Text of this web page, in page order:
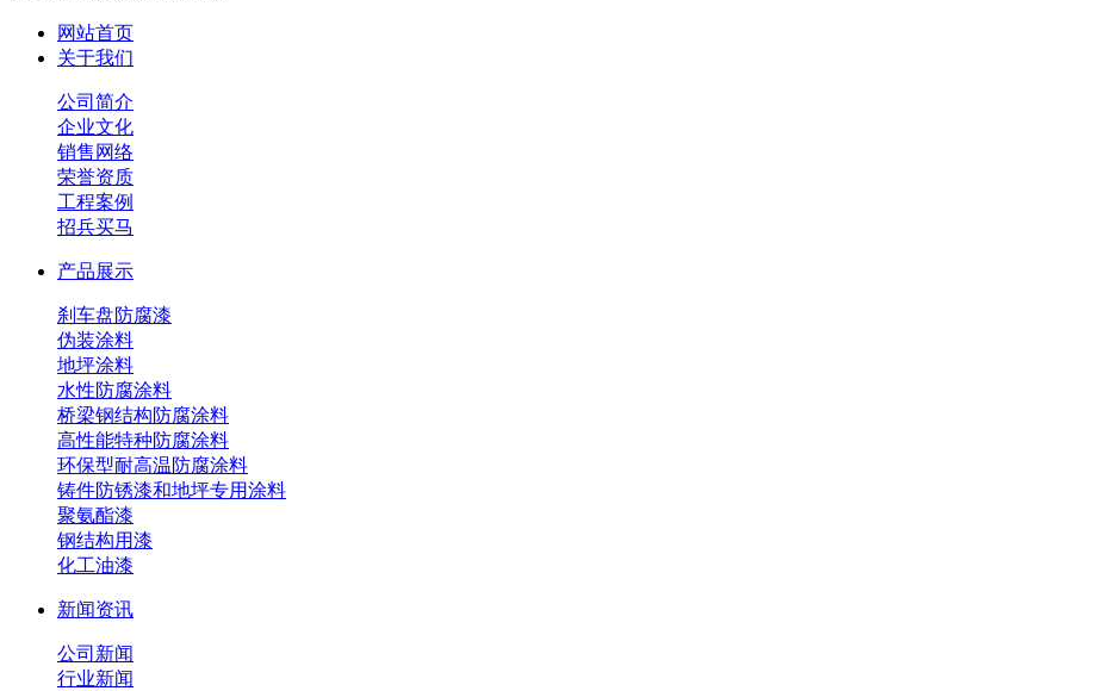
网站首页
关于我们
公司简介
企业文化
销售网络
荣誉资质
工程案例
招兵买马
产品展示
刹车盘防腐漆
伪装涂料
地坪涂料
水性防腐涂料
桥梁钢结构防腐涂料
高性能特种防腐涂料
环保型耐高温防腐涂料
铸件防锈漆和地坪专用涂料
聚氨酯漆
钢结构用漆
化工油漆
新闻资讯
公司新闻
行业新闻